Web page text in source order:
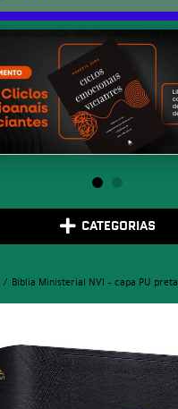
CATEGORIAS
Bíblia Ministerial NVI – capa PU preta